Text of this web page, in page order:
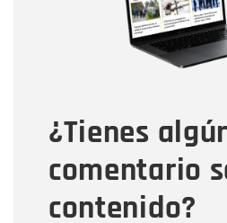
¿Tienes
comentario
contenido?
Tipo de comentario
Mensaje